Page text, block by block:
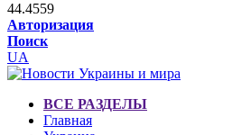
44.4559
Авторизация
Поиск
UA
ВСЕ РАЗДЕЛЫ
Главная